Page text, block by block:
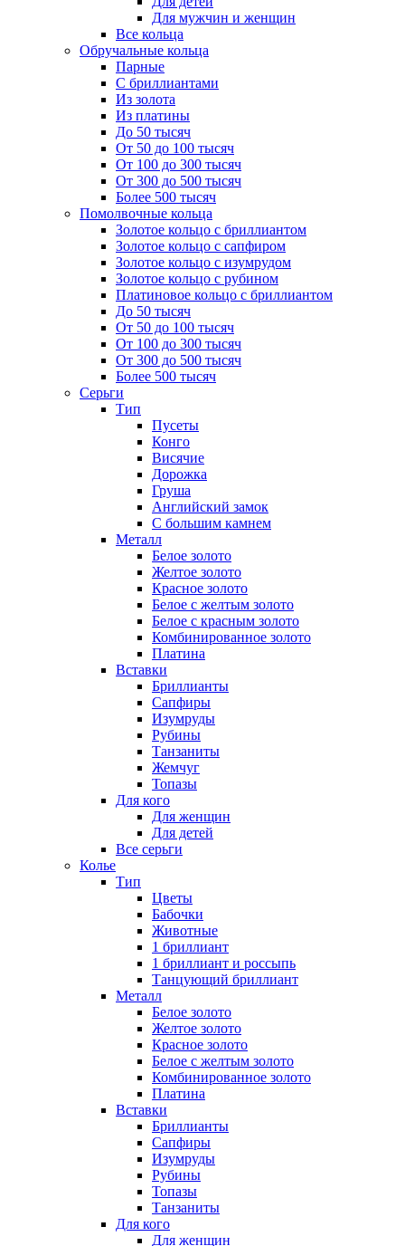
Для мужчин и женщин
Все кольца
Обручальные кольца
Парные
С бриллиантами
Из золота
Из платины
До 50 тысяч
От 50 до 100 тысяч
От 100 до 300 тысяч
От 300 до 500 тысяч
Более 500 тысяч
Помолвочные кольца
Золотое кольцо с бриллиантом
Золотое кольцо с сапфиром
Золотое кольцо с изумрудом
Золотое кольцо с рубином
Платиновое кольцо с бриллиантом
До 50 тысяч
От 50 до 100 тысяч
От 100 до 300 тысяч
От 300 до 500 тысяч
Более 500 тысяч
Серьги
Тип
Пусеты
Конго
Висячие
Дорожка
Груша
Английский замок
С большим камнем
Металл
Белое золото
Желтое золото
Красное золото
Белое с желтым золото
Белое с красным золото
Комбинированное золото
Платина
Вставки
Бриллианты
Сапфиры
Изумруды
Рубины
Танзаниты
Жемчуг
Топазы
Для кого
Для женщин
Для детей
Все серьги
Колье
Тип
Цветы
Бабочки
Животные
1 бриллиант
1 бриллиант и россыпь
Танцующий бриллиант
Металл
Белое золото
Желтое золото
Красное золото
Белое с желтым золото
Комбинированное золото
Платина
Вставки
Бриллианты
Сапфиры
Изумруды
Рубины
Топазы
Танзаниты
Для кого
Для женщин